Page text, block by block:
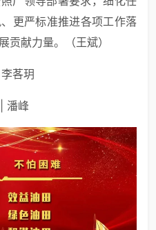
更严标准推进各项工作落
贡献力量。（王斌）
茖玥
潘峰